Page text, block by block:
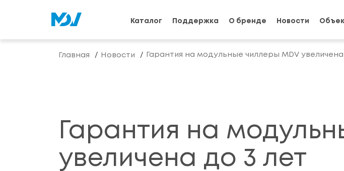
Каталог Поддержка О бренде Новости
Главная Новости Гарантия на модульные чиллеры MDV
Гарантия на
увеличена до 3 лет